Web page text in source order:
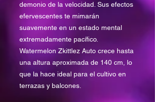
demonio de la velocidad. Sus efectos
efervescentes te mimarán
suavemente en un estado mental
extremadamente pacífico.
Watermelon Zkittlez Auto crece hasta
una altura aproximada de 140 cm, lo
que la hace ideal para el cultivo en
terrazas y balcones.